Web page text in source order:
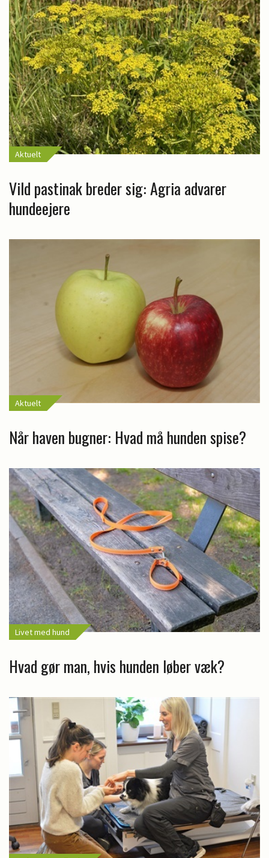
Aktuelt
Vild pastinak breder sig: Agria advarer
hundeejere
Aktuelt
Når haven bugner: Hvad må hunden spise?
Livet med hund
Hvad gør man, hvis hunden løber væk?